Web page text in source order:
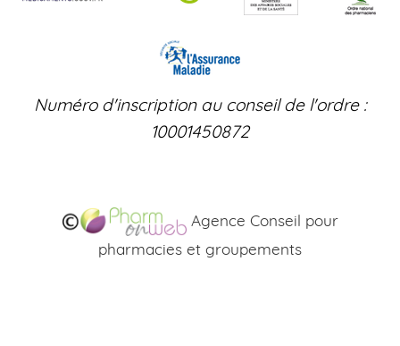
Numéro d'inscription au conseil de l'ordre :
10001450872
Agence Conseil pour
pharmacies et groupements